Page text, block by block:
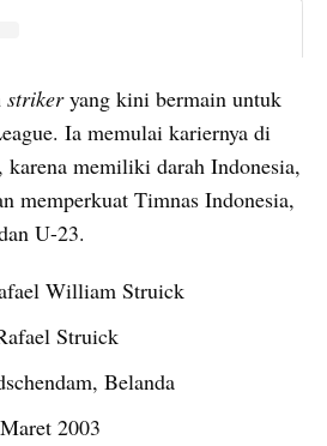
striker yang kini bermain untuk
Ia memulai kariernya di
memiliki darah Indonesia,
memperkuat Timnas Indonesia,
U-23.
William Struick
Struick
Belanda
2003